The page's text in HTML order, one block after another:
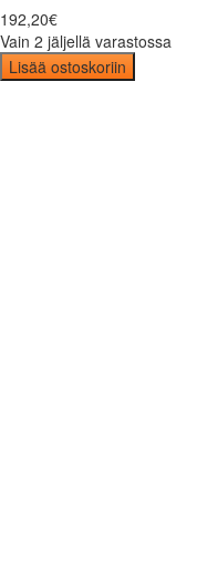
192,20€
Vain 2 jäljellä varastossa
Lisää ostoskoriin